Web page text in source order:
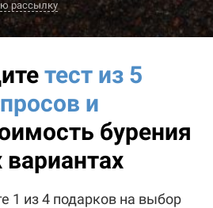
рассылку
тест из 5
и
бурения
вариантах
1 из 4 подарков на выбор